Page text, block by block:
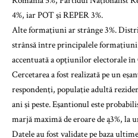
4%, iar POT şi REPER 3%.
Alte formaţiuni ar strânge 3%.
strânsă între principalele
accentuată a opţiunilor electorale
Cercetarea a fost realizată pe un
respondenţi, populaţie adultă
ani şi peste. Eşantionul este
marjă maximă de eroare de ą3%, la
Datele au fost validate pe baza